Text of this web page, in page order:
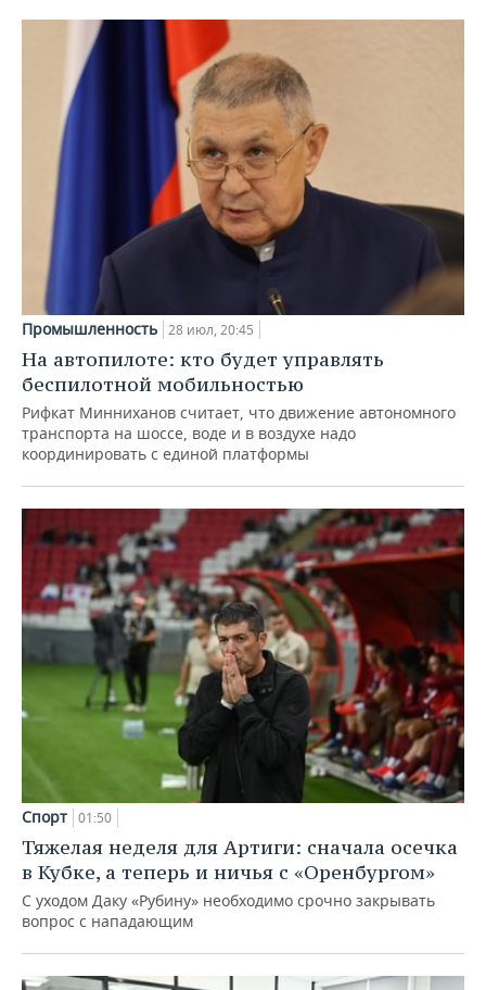
Промышленность 28 июл, 20:45
На автопилоте: кто будет управлять
беспилотной мобильностью
Рифкат Минниханов считает, что движение автономного
транспорта на шоссе, воде и в воздухе надо
координировать с единой платформы
Спорт 01:50
Тяжелая неделя для Артиги: сначала осечка
в Кубке, а теперь и ничья с «Оренбургом»
С уходом Даку «Рубину» необходимо срочно закрывать
вопрос с нападающим